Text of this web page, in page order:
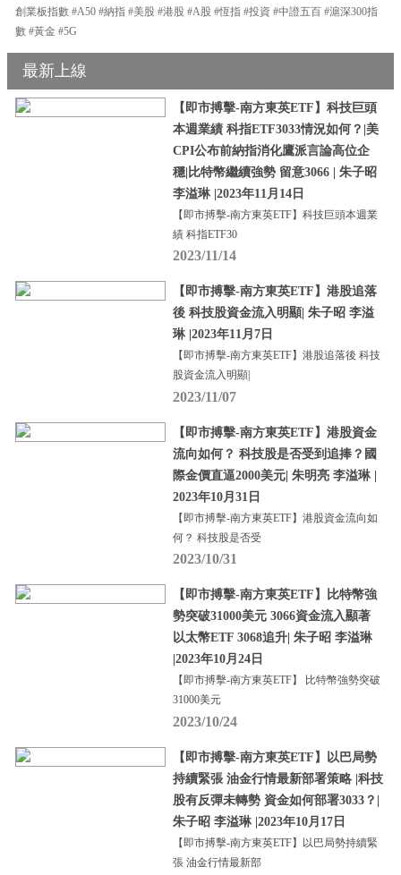
創業板指數 #A50 #納指 #美股 #港股 #A股 #恆指 #投資 #中證五百 #滬深300指
數 #黃金 #5G
最新上線
【即市搏擊-南方東英ETF】科技巨頭
本週業績 科指ETF3033情況如何？|美
CPI公布前納指消化鷹派言論高位企
穩|比特幣繼續強勢 留意3066 | 朱子昭
李溢琳 |2023年11月14日
【即市搏擊-南方東英ETF】科技巨頭本週業
績 科指ETF30
2023/11/14
【即市搏擊-南方東英ETF】港股追落
後 科技股資金流入明顯| 朱子昭 李溢
琳 |2023年11月7日
【即市搏擊-南方東英ETF】港股追落後 科技
股資金流入明顯|
2023/11/07
【即市搏擊-南方東英ETF】港股資金
流向如何？ 科技股是否受到追捧？國
際金價直逼2000美元| 朱明亮 李溢琳 |
2023年10月31日
【即市搏擊-南方東英ETF】港股資金流向如
何？ 科技股是否受
2023/10/31
【即市搏擊-南方東英ETF】比特幣強
勢突破31000美元 3066資金流入顯著
以太幣ETF 3068追升| 朱子昭 李溢琳
|2023年10月24日
【即市搏擊-南方東英ETF】 比特幣強勢突破
31000美元
2023/10/24
【即市搏擊-南方東英ETF】以巴局勢
持續緊張 油金行情最新部署策略 |科技
股有反彈未轉勢 資金如何部署3033？|
朱子昭 李溢琳 |2023年10月17日
【即市搏擊-南方東英ETF】以巴局勢持續緊
張 油金行情最新部